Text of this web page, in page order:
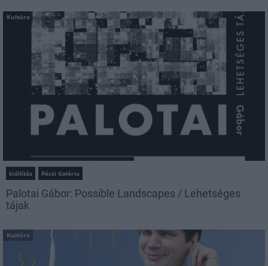
Kultúra
kiállítás Pécsi Galéria
Palotai Gábor: Possible Landscapes / Lehetséges
tájak
Kultúra